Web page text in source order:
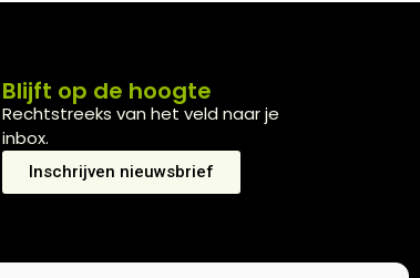
Blijft op de hoogte
Rechtstreeks van het veld naar je
inbox.
Inschrijven nieuwsbrief